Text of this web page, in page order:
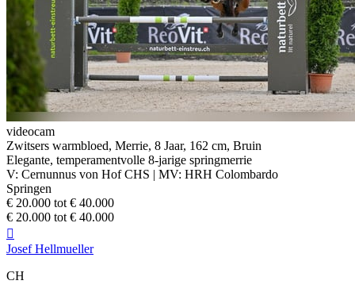
videocam
Zwitsers warmbloed, Merrie, 8 Jaar, 162 cm, Bruin
Elegante, temperamentvolle 8-jarige springmerrie
V: Cernunnus von Hof CHS | MV: HRH Colombardo
Springen
€ 20.000 tot € 40.000
€ 20.000 tot € 40.000

Josef Hellmueller
CH